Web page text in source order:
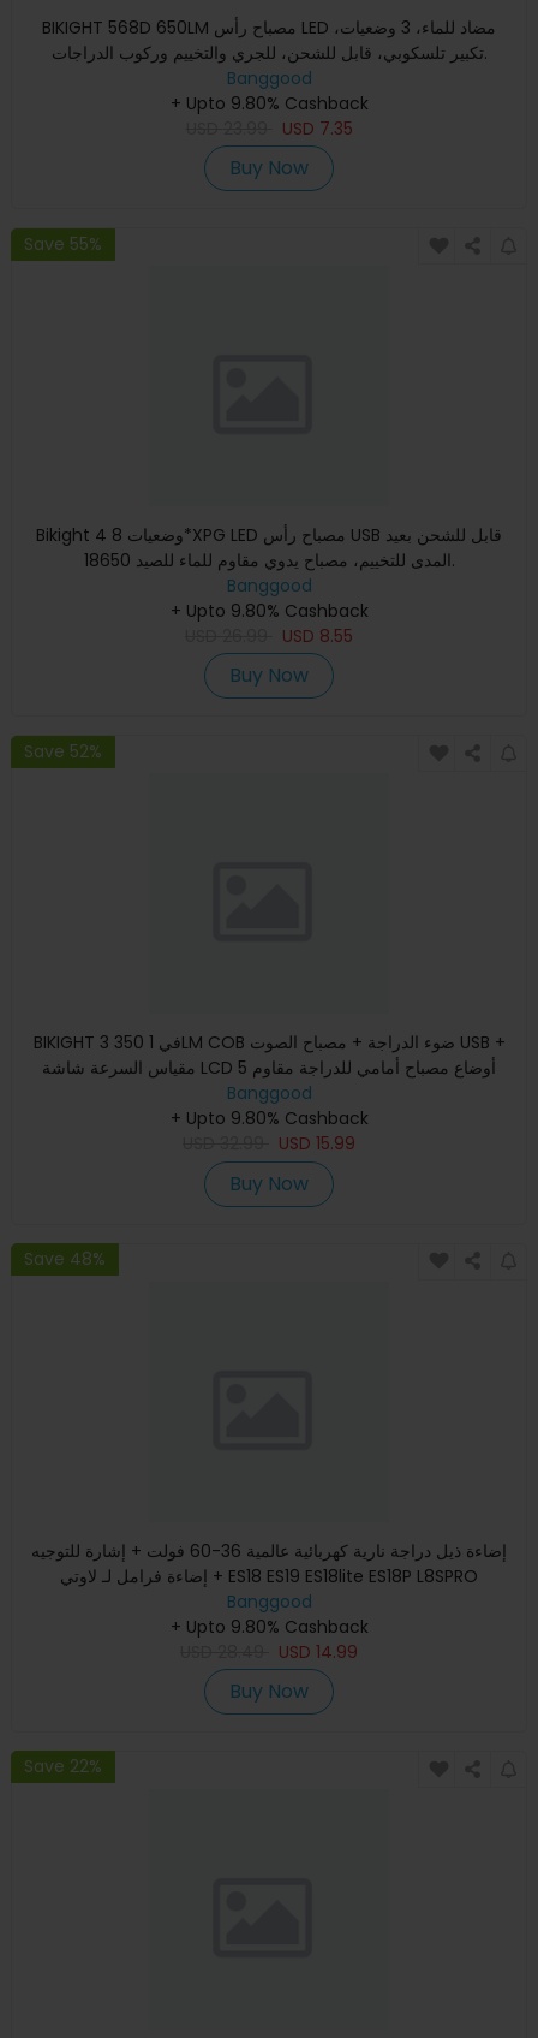
BIKIGHT 568D 650LM مصباح رأس LED مضاد للماء، 3 وضعيات،
تكبير تلسكوبي، قابل للشحن، للجري والتخييم وركوب الدراجات.
Banggood
+ Upto 9.80% Cashback
USD 7.35
Buy Now
Save 55%
Bikight 4 وضعيات 8*XPG LED مصباح رأس USB قابل للشحن بعيد
المدى للتخييم، مصباح يدوي مقاوم للماء للصيد 18650.
Banggood
+ Upto 9.80% Cashback
USD 8.55
Buy Now
Save 52%
BIKIGHT 3 في 1 350LM COB ضوء الدراجة + مصباح الصوت USB +
مقياس السرعة شاشة LCD 5 أوضاع مصباح أمامي للدراجة مقاوم
للماء م
Banggood
+ Upto 9.80% Cashback
USD 15.99
Buy Now
Save 48%
إضاءة ذيل دراجة نارية كهربائية عالمية 36-60 فولت + إشارة للتوجيه
+ إضاءة فرامل لـ لاوتي ES18 ES19 ES18lite ES18P L8SPRO
Banggood
+ Upto 9.80% Cashback
USD 14.99
Buy Now
Save 22%